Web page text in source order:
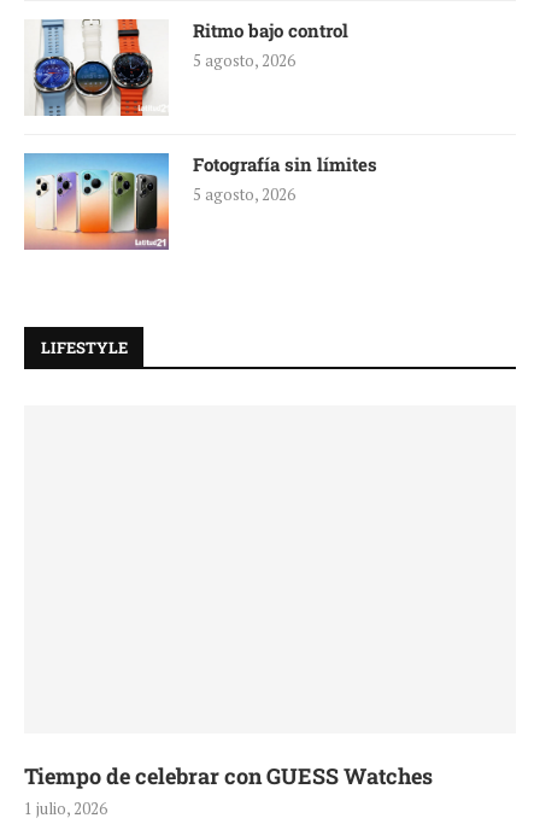
Ritmo bajo control
5 agosto, 2026
Fotografía sin límites
5 agosto, 2026
LIFESTYLE
Tiempo de celebrar con GUESS Watches
1 julio, 2026